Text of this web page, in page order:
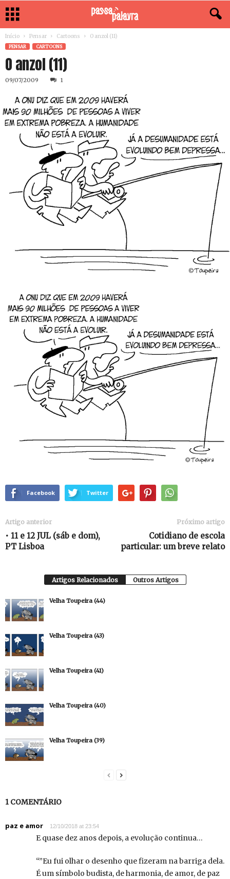
Início Pensar Cartoons O anzol (11)
PENSAR CARTOONS
O anzol (11)
09/07/2009 1
Facebook Twitter
Artigo anterior
• 11 e 12 JUL (sáb e dom),
PT Lisboa
Próximo artigo
Cotidiano de escola
particular: um breve relato
Artigos Relacionados Outros Artigos
Velha Toupeira (44)
Velha Toupeira (43)
Velha Toupeira (41)
Velha Toupeira (40)
Velha Toupeira (39)
1 COMENTÁRIO
paz e amor 12/10/2018 at 23:54
E quase dez anos depois, a evolução continua…
“”Eu fui olhar o desenho que fizeram na barriga dela.
É um símbolo budista, de harmonia, de amor, de paz